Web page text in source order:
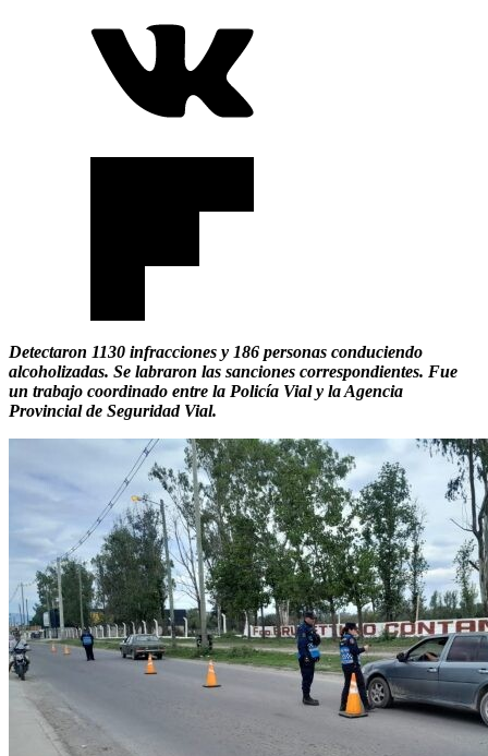
Detectaron 1130 infracciones y 186 personas conduciendo
alcoholizadas. Se labraron las sanciones correspondientes. Fue
un trabajo coordinado entre la Policía Vial y la Agencia
Provincial de Seguridad Vial.